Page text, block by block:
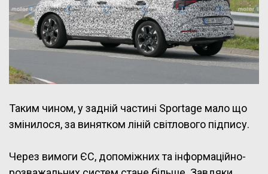
Таким чином, у задній частині Sportage мало що
змінилося, за винятком ліній світлового підпису.
Через вимоги ЄС, допоміжних та інформаційно-